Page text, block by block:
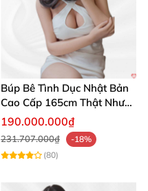
Búp Bê Tình Dục Nhật Bản
Cao Cấp 165cm Thật Như
Người Thật
190.000.000₫
231.707.000₫
-18%
(80)